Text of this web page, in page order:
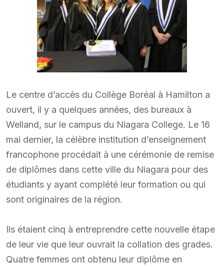
Le centre d’accès du Collège Boréal à Hamilton a
ouvert, il y a quelques années, des bureaux à
Welland, sur le campus du Niagara College. Le 16
mai dernier, la célèbre institution d’enseignement
francophone procédait à une cérémonie de remise
de diplômes dans cette ville du Niagara pour des
étudiants y ayant complété leur formation ou qui
sont originaires de la région.
Ils étaient cinq à entreprendre cette nouvelle étape
de leur vie que leur ouvrait la collation des grades.
Quatre femmes ont obtenu leur diplôme en